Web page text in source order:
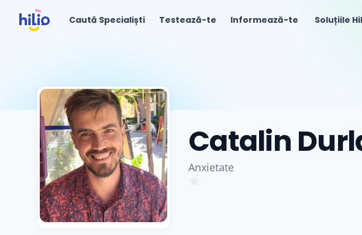
Caută Specialiști Testează-te Informează-te Soluțiile
Catalin
Anxietate